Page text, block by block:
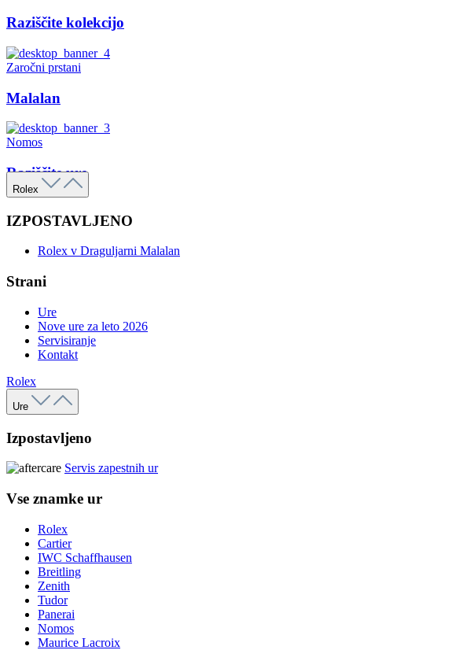
Raziščite kolekcijo
Zaročni prstani
Malalan
Nomos
Raziščite ure
Rolex
IZPOSTAVLJENO
Rolex v Draguljarni Malalan
Strani
Ure
Nove ure za leto 2026
Servisiranje
Kontakt
Rolex
Ure
Izpostavljeno
Servis zapestnih ur
Vse znamke ur
Rolex
Cartier
IWC Schaffhausen
Breitling
Zenith
Tudor
Panerai
Nomos
Maurice Lacroix